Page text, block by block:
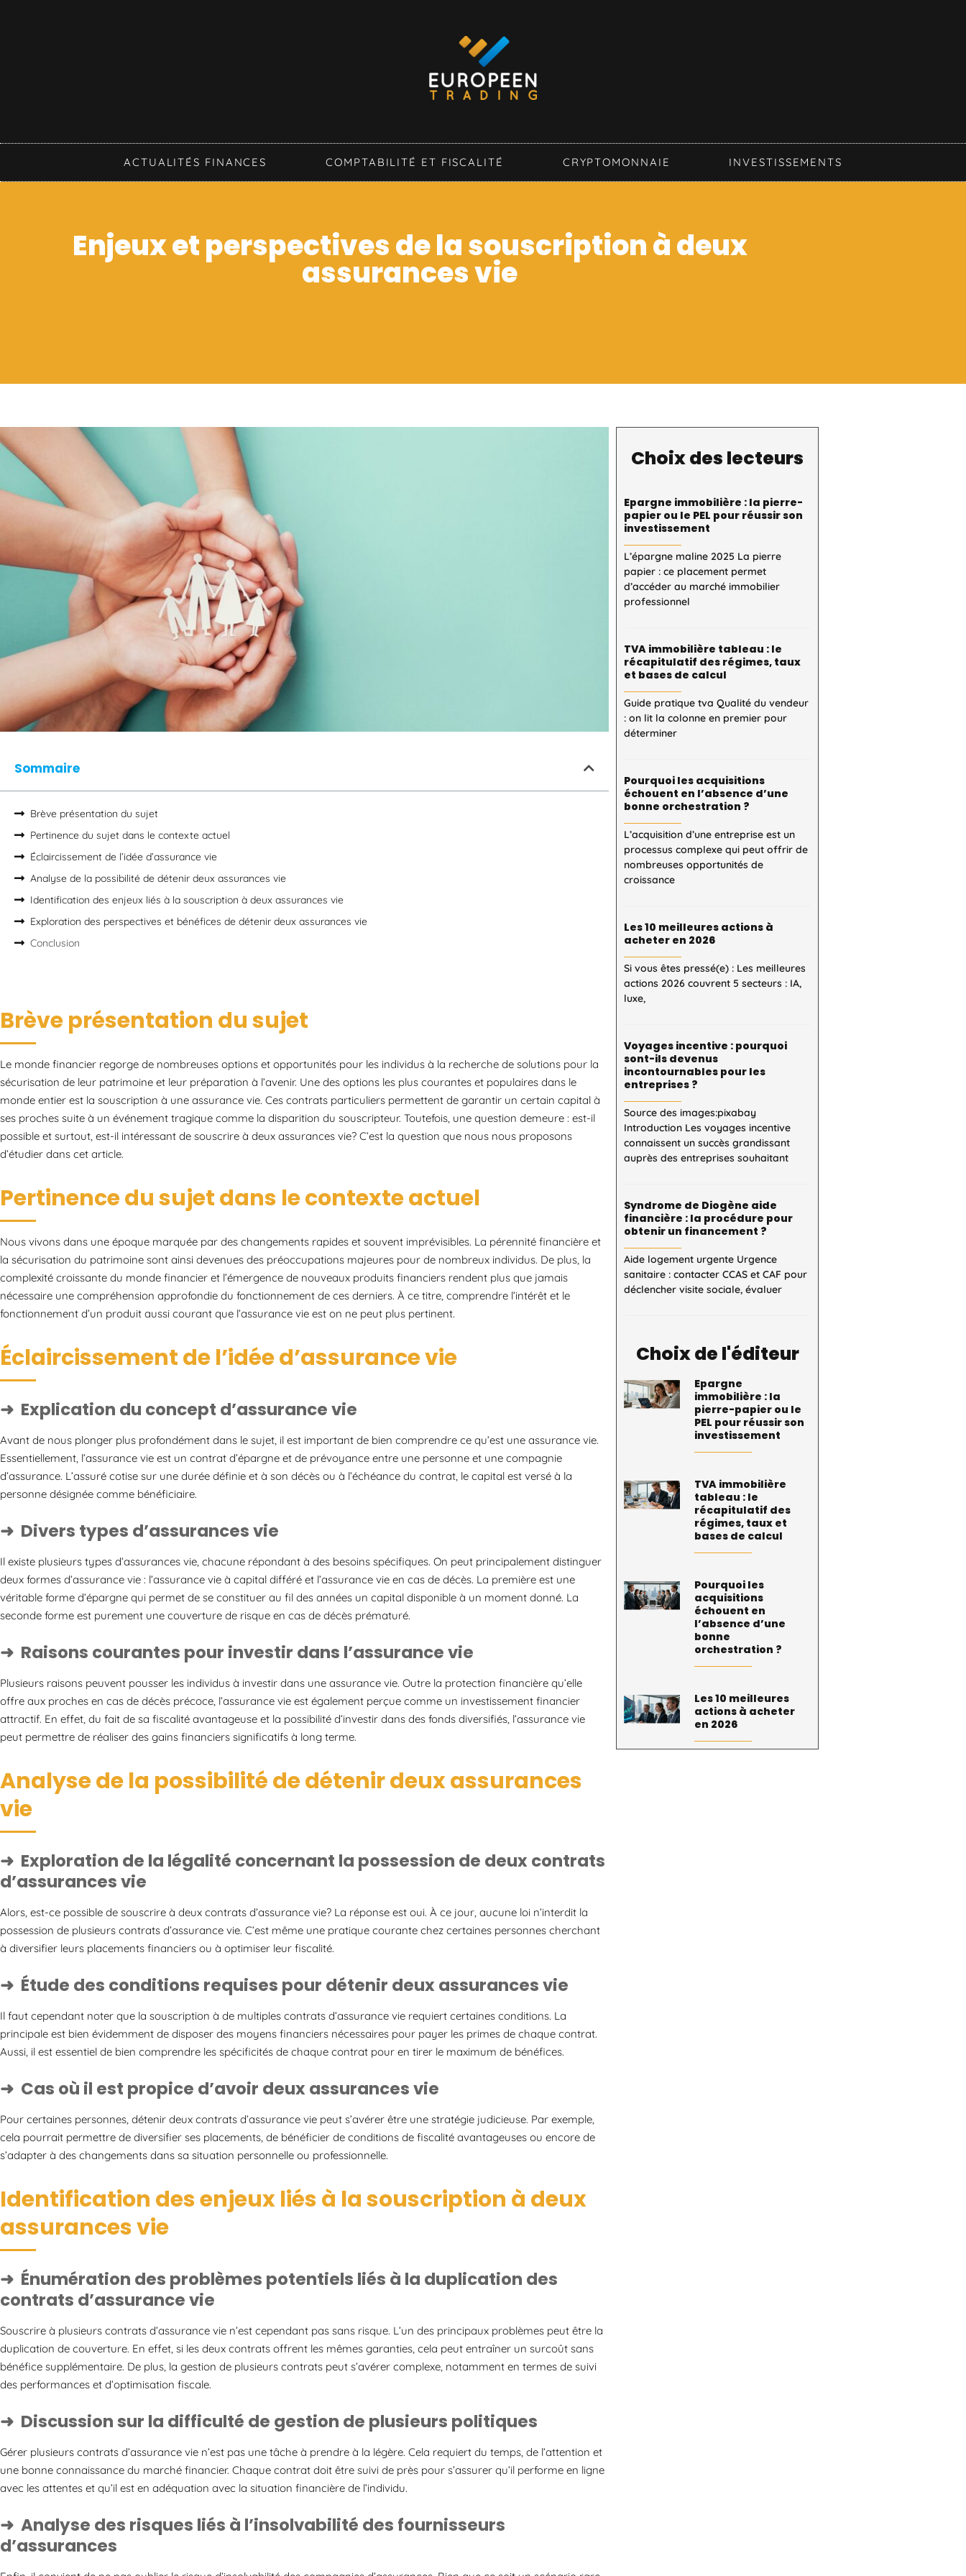
ACTUALITÉS FINANCES COMPTABILITÉ ET FISCALITÉ CRYPTOMONNAIE INVESTISSEMENTS
Enjeux et perspectives de la souscription à deux
assurances vie
Sommaire
Brève présentation du sujet
Pertinence du sujet dans le contexte actuel
Éclaircissement de l’idée d’assurance vie
Analyse de la possibilité de détenir deux assurances vie
Identification des enjeux liés à la souscription à deux assurances vie
Exploration des perspectives et bénéfices de détenir deux assurances vie
Conclusion
Brève présentation du sujet
Le monde financier regorge de nombreuses options et opportunités pour les individus à la recherche de solutions pour la
sécurisation de leur patrimoine et leur préparation à l’avenir. Une des options les plus courantes et populaires dans le
monde entier est la souscription à une assurance vie. Ces contrats particuliers permettent de garantir un certain capital à
ses proches suite à un événement tragique comme la disparition du souscripteur. Toutefois, une question demeure : est-il
possible et surtout, est-il intéressant de souscrire à deux assurances vie? C’est la question que nous nous proposons
d’étudier dans cet article.
Pertinence du sujet dans le contexte actuel
Nous vivons dans une époque marquée par des changements rapides et souvent imprévisibles. La pérennité financière et
la sécurisation du patrimoine sont ainsi devenues des préoccupations majeures pour de nombreux individus. De plus, la
complexité croissante du monde financier et l’émergence de nouveaux produits financiers rendent plus que jamais
nécessaire une compréhension approfondie du fonctionnement de ces derniers. À ce titre, comprendre l’intérêt et le
fonctionnement d’un produit aussi courant que l’assurance vie est on ne peut plus pertinent.
Éclaircissement de l’idée d’assurance vie
Explication du concept d’assurance vie
Avant de nous plonger plus profondément dans le sujet, il est important de bien comprendre ce qu’est une assurance vie.
Essentiellement, l’assurance vie est un contrat d’épargne et de prévoyance entre une personne et une compagnie
d’assurance. L’assuré cotise sur une durée définie et à son décès ou à l’échéance du contrat, le capital est versé à la
personne désignée comme bénéficiaire.
Divers types d’assurances vie
Il existe plusieurs types d’assurances vie, chacune répondant à des besoins spécifiques. On peut principalement distinguer
deux formes d’assurance vie : l’assurance vie à capital différé et l’assurance vie en cas de décès. La première est une
véritable forme d’épargne qui permet de se constituer au fil des années un capital disponible à un moment donné. La
seconde forme est purement une couverture de risque en cas de décès prématuré.
Raisons courantes pour investir dans l’assurance vie
Plusieurs raisons peuvent pousser les individus à investir dans une assurance vie. Outre la protection financière qu’elle
offre aux proches en cas de décès précoce, l’assurance vie est également perçue comme un investissement financier
attractif. En effet, du fait de sa fiscalité avantageuse et la possibilité d’investir dans des fonds diversifiés, l’assurance vie
peut permettre de réaliser des gains financiers significatifs à long terme.
Analyse de la possibilité de détenir deux assurances
vie
Exploration de la légalité concernant la possession de deux contrats
d’assurances vie
Alors, est-ce possible de souscrire à deux contrats d’assurance vie? La réponse est oui. À ce jour, aucune loi n’interdit la
possession de plusieurs contrats d’assurance vie. C’est même une pratique courante chez certaines personnes cherchant
à diversifier leurs placements financiers ou à optimiser leur fiscalité.
Étude des conditions requises pour détenir deux assurances vie
Il faut cependant noter que la souscription à de multiples contrats d’assurance vie requiert certaines conditions. La
principale est bien évidemment de disposer des moyens financiers nécessaires pour payer les primes de chaque contrat.
Aussi, il est essentiel de bien comprendre les spécificités de chaque contrat pour en tirer le maximum de bénéfices.
Cas où il est propice d’avoir deux assurances vie
Pour certaines personnes, détenir deux contrats d’assurance vie peut s’avérer être une stratégie judicieuse. Par exemple,
cela pourrait permettre de diversifier ses placements, de bénéficier de conditions de fiscalité avantageuses ou encore de
s’adapter à des changements dans sa situation personnelle ou professionnelle.
Identification des enjeux liés à la souscription à deux
assurances vie
Énumération des problèmes potentiels liés à la duplication des
contrats d’assurance vie
Souscrire à plusieurs contrats d’assurance vie n’est cependant pas sans risque. L’un des principaux problèmes peut être la
duplication de couverture. En effet, si les deux contrats offrent les mêmes garanties, cela peut entraîner un surcoût sans
bénéfice supplémentaire. De plus, la gestion de plusieurs contrats peut s’avérer complexe, notamment en termes de suivi
des performances et d’optimisation fiscale.
Discussion sur la difficulté de gestion de plusieurs politiques
Gérer plusieurs contrats d’assurance vie n’est pas une tâche à prendre à la légère. Cela requiert du temps, de l’attention et
une bonne connaissance du marché financier. Chaque contrat doit être suivi de près pour s’assurer qu’il performe en ligne
avec les attentes et qu’il est en adéquation avec la situation financière de l’individu.
Analyse des risques liés à l’insolvabilité des fournisseurs
d’assurances
Choix des lecteurs
Epargne immobilière : la pierre-
papier ou le PEL pour réussir son
investissement
L’épargne maline 2025 La pierre
papier : ce placement permet
d’accéder au marché immobilier
professionnel
TVA immobilière tableau : le
récapitulatif des régimes, taux
et bases de calcul
Guide pratique tva Qualité du vendeur
: on lit la colonne en premier pour
déterminer
Pourquoi les acquisitions
échouent en l’absence d’une
bonne orchestration ?
L’acquisition d’une entreprise est un
processus complexe qui peut offrir de
nombreuses opportunités de
croissance
Les 10 meilleures actions à
acheter en 2026
Si vous êtes pressé(e) : Les meilleures
actions 2026 couvrent 5 secteurs : IA,
luxe,
Voyages incentive : pourquoi
sont-ils devenus
incontournables pour les
entreprises ?
Source des images:pixabay
Introduction Les voyages incentive
connaissent un succès grandissant
auprès des entreprises souhaitant
Syndrome de Diogène aide
financière : la procédure pour
obtenir un financement ?
Aide logement urgente Urgence
sanitaire : contacter CCAS et CAF pour
déclencher visite sociale, évaluer
Choix de l'éditeur
Epargne
immobilière : la
pierre-papier ou le
PEL pour réussir son
investissement
TVA immobilière
tableau : le
récapitulatif des
régimes, taux et
bases de calcul
Pourquoi les
acquisitions
échouent en
l’absence d’une
bonne
orchestration ?
Les 10 meilleures
actions à acheter
en 2026